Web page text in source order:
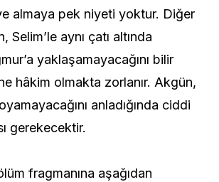
almaya pek niyeti yoktur. Diğer
aynı çatı altında
yaklaşamayacağını bilir
hâkim olmakta zorlanır. Akgün,
anladığında ciddi
gerekecektir.
fragmanına aşağıdan